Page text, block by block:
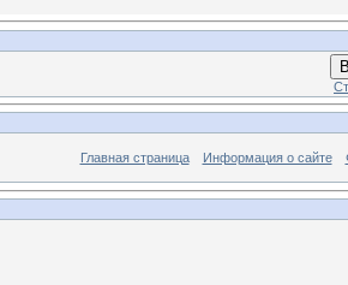
Главная страница Информация о сайте